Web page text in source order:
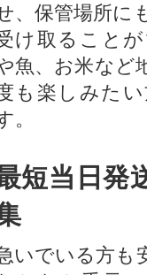
、保管場所に
け取ること
魚、お米など
も楽しみた
。
短当日発
いでいる方も